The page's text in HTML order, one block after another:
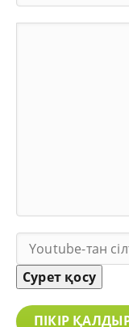
Сурет қосу
ПІКІР